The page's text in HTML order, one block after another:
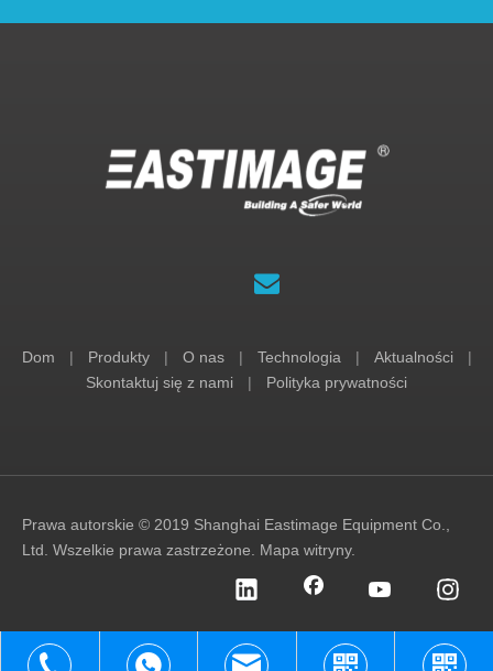
Dom | Produkty | O nas | Technologia | Aktualności
|
Skontaktuj się z nami
| Polityka prywatności
Prawa autorskie © 2019 Shanghai Eastimage Equipment Co.,
Ltd. Wszelkie prawa zastrzeżone. Mapa witryny.